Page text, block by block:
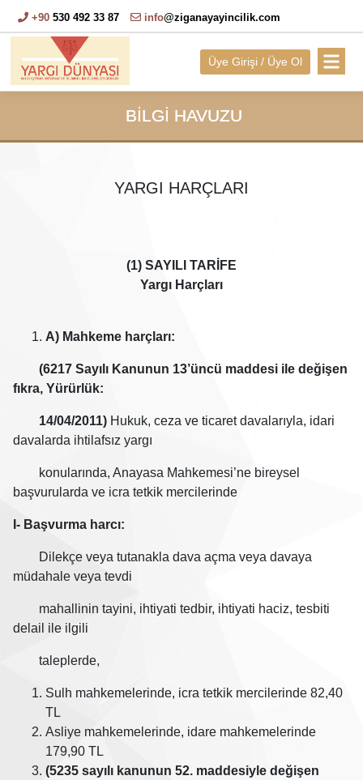
+90 530 492 33 87 info@ziganayayincilik.com
Üye Girişi / Üye Ol
BİLGİ HAVUZU
YARGI HARÇLARI
(1) SAYILI TARİFE
Yargı Harçları
A) Mahkeme harçları:
(6217 Sayılı Kanunun 13’üncü maddesi ile değişen
fıkra, Yürürlük:
14/04/2011) Hukuk, ceza ve ticaret davalarıyla, idari
davalarda ihtilafsız yargı
konularında, Anayasa Mahkemesi’ne bireysel
başvurularda ve icra tetkik mercilerinde
I- Başvurma harcı:
Dilekçe veya tutanakla dava açma veya davaya
müdahale veya tevdi
mahallinin tayini, ihtiyati tedbir, ihtiyati haciz, tesbiti
delail ile ilgili
taleplerde,
Sulh mahkemelerinde, icra tetkik mercilerinde 82,40
TL
Asliye mahkemelerinde, idare mahkemelerinde
179,90 TL
(5235 sayılı kanunun 52. maddesiyle değişen